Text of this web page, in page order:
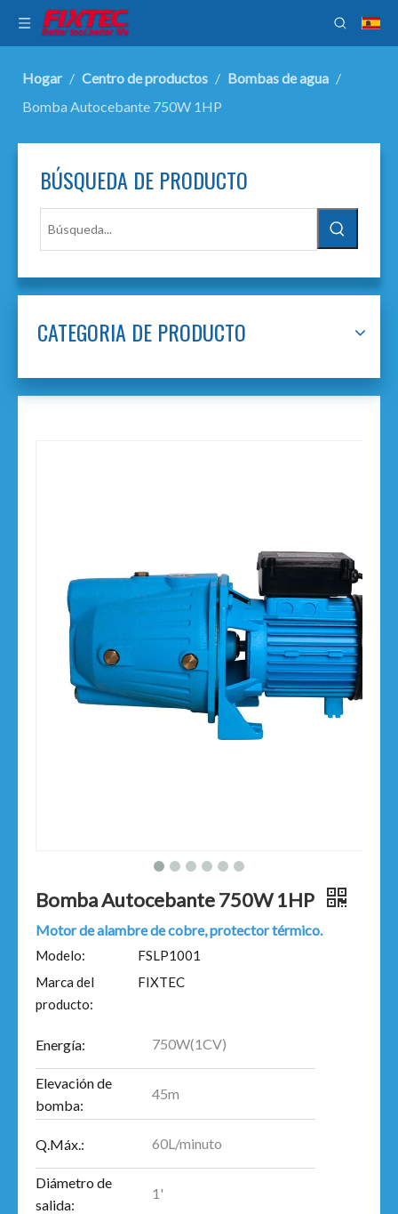
Hogar / Centro de productos / Bombas de agua /
Bomba Autocebante 750W 1HP
BÚSQUEDA DE PRODUCTO
CATEGORIA DE PRODUCTO
Bomba Autocebante 750W 1HP
Motor de alambre de cobre, protector térmico.
Modelo:
FSLP1001
Marca del
producto:
FIXTEC
Energía: 750W(1CV)
Elevación de
bomba:
45m
Q.Máx.: 60L/minuto
Diámetro de
salida:
1'